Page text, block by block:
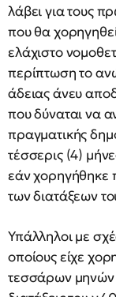
λάβει για τους
που θα
ελάχιστο
περίπτωση το
άδειας άνευ
που δύναται να
πραγματικής
τέσσερις (4)
εάν χορηγήθηκε
των διατάξεων
Υπάλληλοι με
οποίους είχε
τεσσάρων μηνών